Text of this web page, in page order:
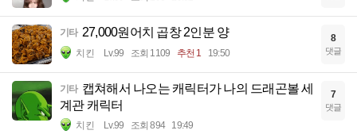
기타 27,000원어치 곱창 2인분 양
치킨 Lv.99 조회 1109 추천 1 19:50
8
댓글
기타 캡쳐해서 나오는 캐릭터가 나의 드래곤볼 세
계관 캐릭터
치킨 Lv.99 조회 894 19:49
7
댓글